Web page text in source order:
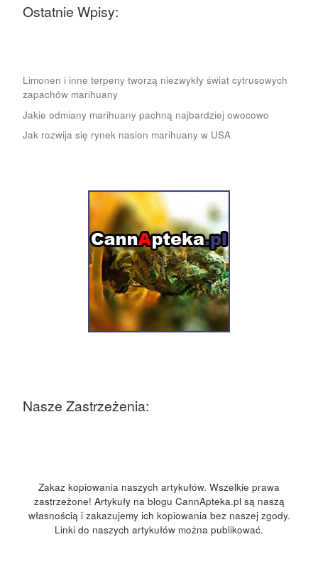
Ostatnie Wpisy:
Limonen i inne terpeny tworzą niezwykły świat cytrusowych
zapachów marihuany
Jakie odmiany marihuany pachną najbardziej owocowo
Jak rozwija się rynek nasion marihuany w USA
Nasze Zastrzeżenia:
Zakaz kopiowania naszych artykułów. Wszelkie prawa
zastrzeżone! Artykuły na blogu CannApteka.pl są naszą
własnością i zakazujemy ich kopiowania bez naszej zgody.
Linki do naszych artykułów można publikować.